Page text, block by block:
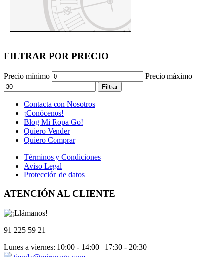
FILTRAR POR PRECIO
Precio mínimo Precio máximo
Filtrar
Contacta con Nosotros
¡Conócenos!
Blog Mi Ropa Go!
Quiero Vender
Quiero Comprar
Términos y Condiciones
Aviso Legal
Protección de datos
ATENCIÓN AL CLIENTE
91 225 59 21
Lunes a viernes: 10:00 - 14:00 | 17:30 - 20:30